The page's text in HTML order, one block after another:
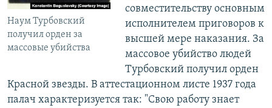
Наум Турбовский
получил орден за
массовые убийства
совместительству основным
исполнителем приговоров к
высшей мере наказания. За
массовое убийство людей
Турбовский получил орден
Красной звезды. В аттестационном листе 1937 года
палач характеризуется так: "Свою работу знает